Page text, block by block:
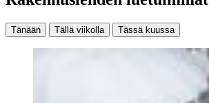
Tänään Tällä viikolla Tässä kuussa